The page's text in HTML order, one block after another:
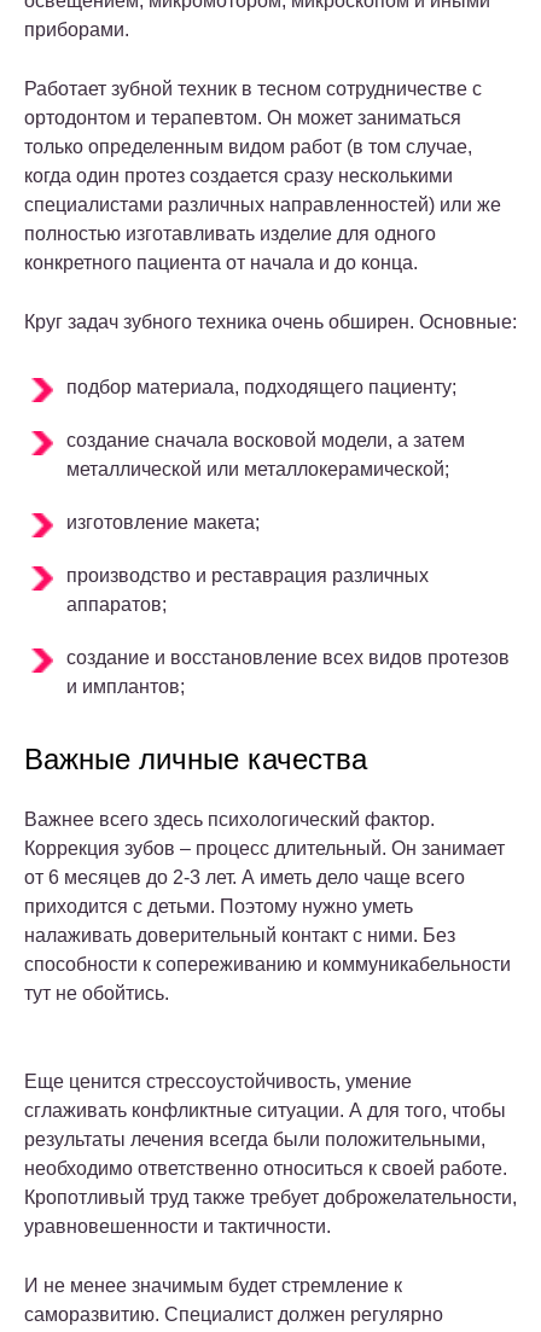
приборами.
Работает зубной техник в тесном сотрудничестве с
ортодонтом и терапевтом. Он может заниматься
только определенным видом работ (в том случае,
когда один протез создается сразу несколькими
специалистами различных направленностей) или же
полностью изготавливать изделие для одного
конкретного пациента от начала и до конца.
Круг задач зубного техника очень обширен. Основные:
подбор материала, подходящего пациенту;
создание сначала восковой модели, а затем
металлической или металлокерамической;
изготовление макета;
производство и реставрация различных
аппаратов;
создание и восстановление всех видов протезов
и имплантов;
Важные личные качества
Важнее всего здесь психологический фактор.
Коррекция зубов – процесс длительный. Он занимает
от 6 месяцев до 2-3 лет. А иметь дело чаще всего
приходится с детьми. Поэтому нужно уметь
налаживать доверительный контакт с ними. Без
способности к сопереживанию и коммуникабельности
тут не обойтись.
Еще ценится стрессоустойчивость, умение
сглаживать конфликтные ситуации. А для того, чтобы
результаты лечения всегда были положительными,
необходимо ответственно относиться к своей работе.
Кропотливый труд также требует доброжелательности,
уравновешенности и тактичности.
И не менее значимым будет стремление к
саморазвитию. Специалист должен регулярно